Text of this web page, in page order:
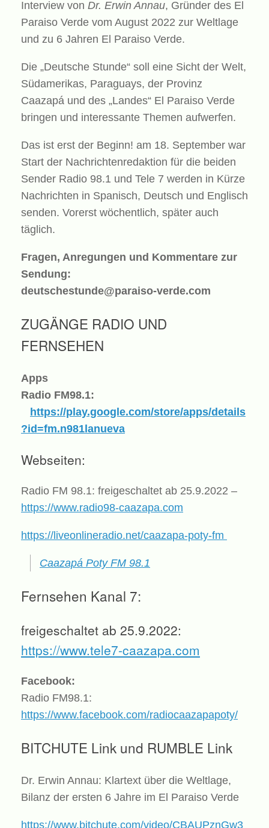
Interview von Dr. Erwin Annau, Gründer des El
Paraiso Verde vom August 2022 zur Weltlage
und zu 6 Jahren El Paraiso Verde.
Die „Deutsche Stunde“ soll eine Sicht der Welt,
Südamerikas, Paraguays, der Provinz
Caazapá und des „Landes“ El Paraiso Verde
bringen und interessante Themen aufwerfen.
Das ist erst der Beginn! am 18. September war
Start der Nachrichtenredaktion für die beiden
Sender Radio 98.1 und Tele 7 werden in Kürze
Nachrichten in Spanisch, Deutsch und Englisch
senden. Vorerst wöchentlich, später auch
täglich.
Fragen, Anregungen und Kommentare zur
Sendung:
deutschestunde@paraiso-verde.com
ZUGÄNGE RADIO UND
FERNSEHEN
Apps
Radio FM98.1:
https://play.google.com/store/apps/details
?id=fm.n981lanueva
Webseiten:
Radio FM 98.1: freigeschaltet ab 25.9.2022 –
https://www.radio98-caazapa.com
https://liveonlineradio.net/caazapa-poty-fm
Caazapá Poty FM 98.1
Fernsehen Kanal 7:
freigeschaltet ab 25.9.2022:
https://www.tele7-caazapa.com
Facebook:
Radio FM98.1:
https://www.facebook.com/radiocaazapapoty/
BITCHUTE Link und RUMBLE Link
Dr. Erwin Annau: Klartext über die Weltlage,
Bilanz der ersten 6 Jahre im El Paraiso Verde
https://www.bitchute.com/video/CBAUPznGw3